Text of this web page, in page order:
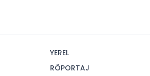
YEREL
RÖPORTAJ